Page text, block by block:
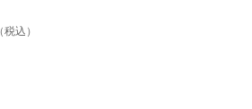
込）